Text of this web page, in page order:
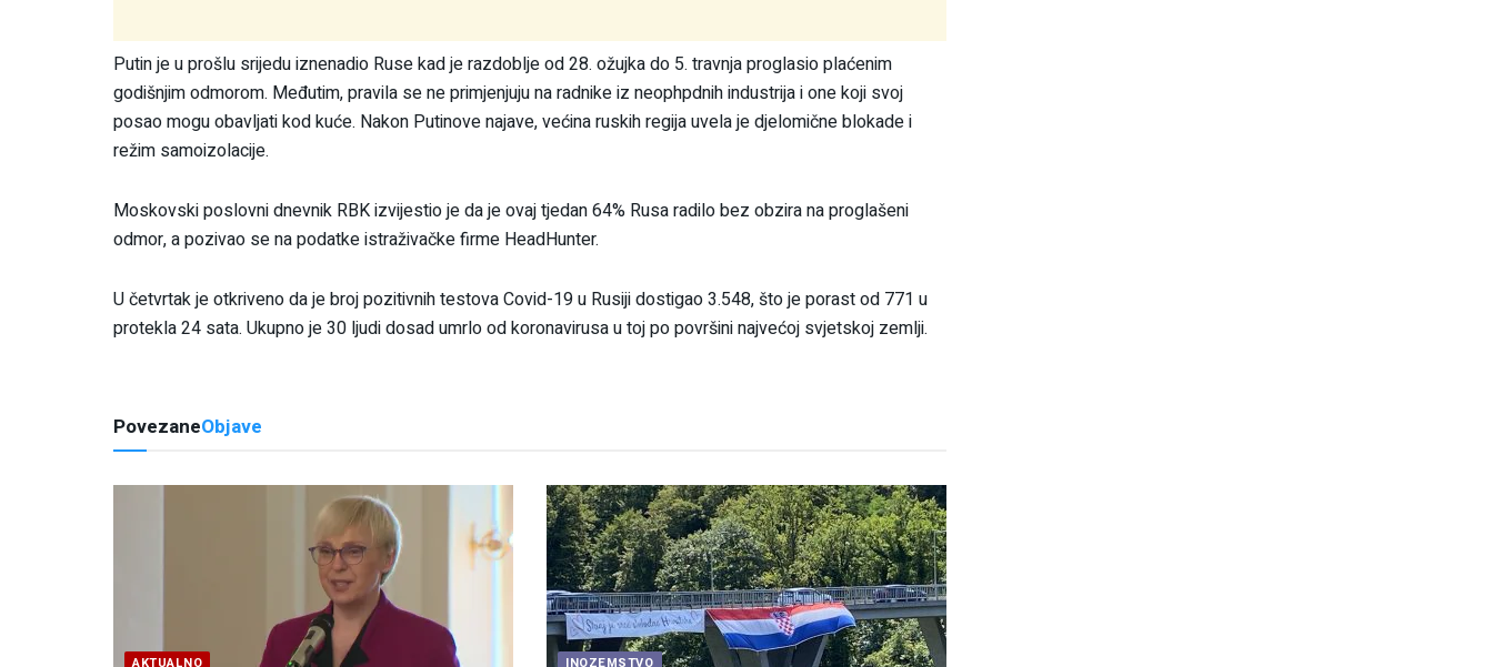
Putin je u prošlu srijedu iznenadio Ruse kad je razdoblje od 28. ožujka do 5. travnja proglasio plaćenim
godišnjim odmorom. Međutim, pravila se ne primjenjuju na radnike iz neophpdnih industrija i one koji svoj
posao mogu obavljati kod kuće. Nakon Putinove najave, većina ruskih regija uvela je djelomične blokade i
režim samoizolacije.
Moskovski poslovni dnevnik RBK izvijestio je da je ovaj tjedan 64% Rusa radilo bez obzira na proglašeni
odmor, a pozivao se na podatke istraživačke firme HeadHunter.
U četvrtak je otkriveno da je broj pozitivnih testova Covid-19 u Rusiji dostigao 3.548, što je porast od 771 u
protekla 24 sata. Ukupno je 30 ljudi dosad umrlo od koronavirusa u toj po površini najvećoj svjetskoj zemlji.
PovezaneObjave
AKTUALNO INOZEMSTVO